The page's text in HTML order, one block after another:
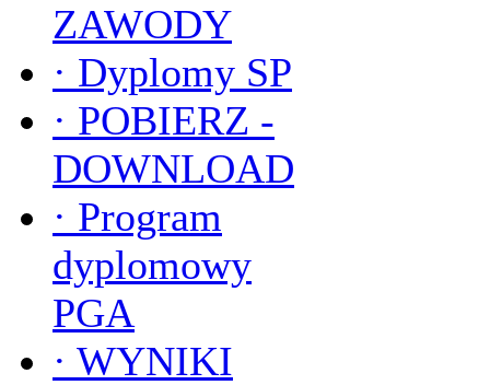
ZAWODY
· Dyplomy SP
· POBIERZ -
DOWNLOAD
· Program
dyplomowy
PGA
· WYNIKI